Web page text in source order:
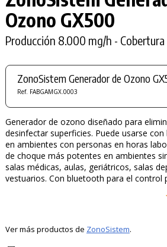
Ozono GX500
Producción 8.000 mg/h -
ZonoSistem Generador de Ozono
Ref. FABGAMGX.0003
Generador de ozono diseñado para
desinfectar superficies. Puede usarse
en ambientes con personas en horas
de choque más potentes en ambientes
salas médicas, aulas, geriátricos, salas
vestuarios. Con bluetooth para el control
Ver más productos de ZonoSistem.